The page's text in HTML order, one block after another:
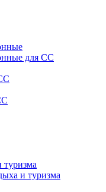
для СС
туризма
и туризма